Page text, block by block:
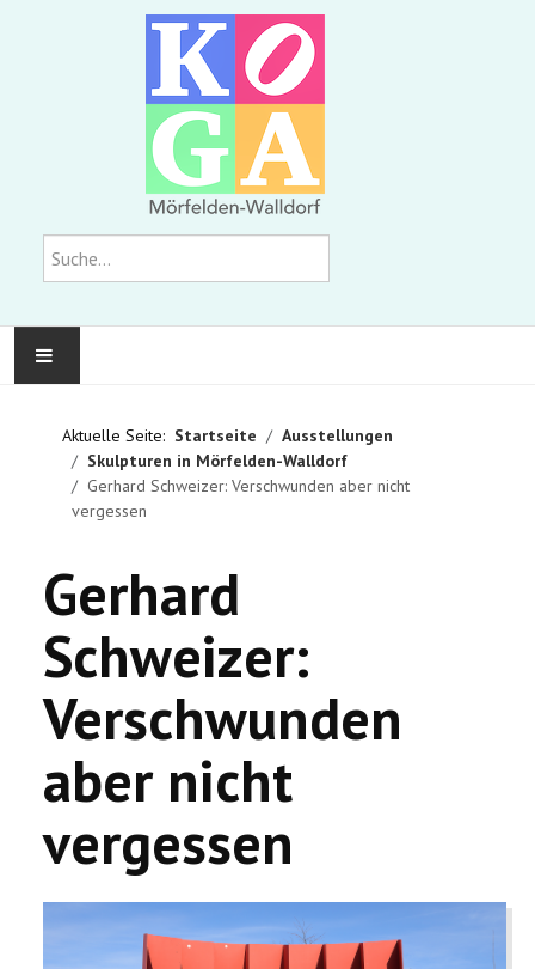
Suchen
AUSSTELLUNGEN
Aktuelle Seite: Startseite
Ausstellungen
Skulpturen in Mörfelden-Walldorf
Gerhard Schweizer: Verschwunden aber nicht
vergessen
Gerhard
Schweizer:
Verschwunden
aber nicht
vergessen